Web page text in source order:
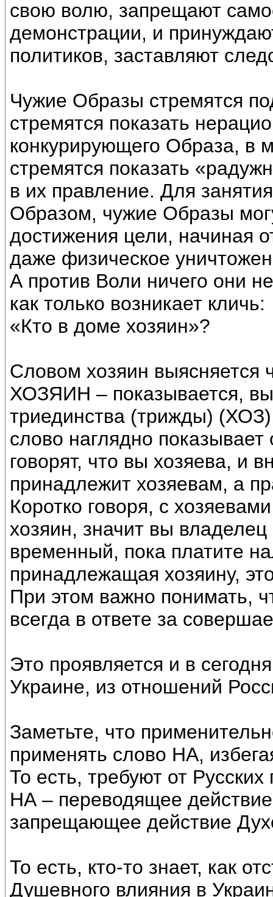
свою волю, запрещают
демонстрации, и
политиков, заставляют
Чужие Образы стремятся
стремятся показать
конкурирующего Образа, в
стремятся показать
в их правление. Для
Образом, чужие Образы
достижения цели, начиная
даже физическое
А против Воли ничего они
как только возникает кличь:
«Кто в доме хозяин»?
Словом хозяин
ХОЗЯИН – показывается,
триединства (трижды)
слово наглядно
говорят, что вы хозяева, и
принадлежит хозяевам, а
Коротко говоря, с
хозяин, значит вы
временный, пока платите
принадлежащая хозяину,
При этом важно понимать,
всегда в ответе за
Это проявляется и в
Украине, из отношений
Заметьте, что
применять слово НА,
То есть, требуют от
НА – переводящее
запрещающее действие
То есть, кто-то знает, как
Душевного влияния в